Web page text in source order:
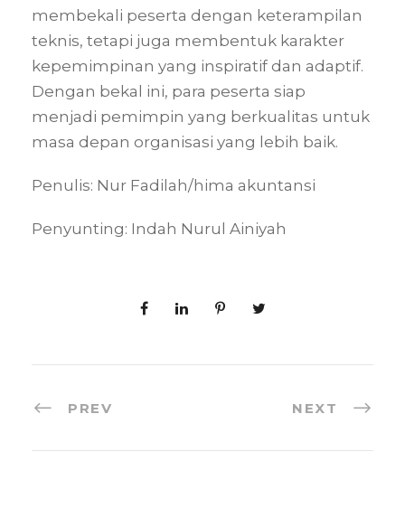
membekali peserta dengan keterampilan
teknis, tetapi juga membentuk karakter
kepemimpinan yang inspiratif dan adaptif.
Dengan bekal ini, para peserta siap
menjadi pemimpin yang berkualitas untuk
masa depan organisasi yang lebih baik.
Penulis: Nur Fadilah/hima akuntansi
Penyunting: Indah Nurul Ainiyah
PREV NEXT